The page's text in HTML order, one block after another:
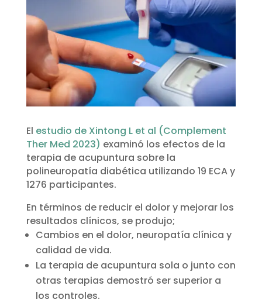
El estudio de Xintong L et al (Complement
Ther Med 2023) examinó los efectos de la
terapia de acupuntura sobre la
polineuropatía diabética utilizando 19 ECA y
1276 participantes.
En términos de reducir el dolor y mejorar los
resultados clínicos, se produjo;
Cambios en el dolor, neuropatía clínica y
calidad de vida.
La terapia de acupuntura sola o junto con
otras terapias demostró ser superior a
los controles.